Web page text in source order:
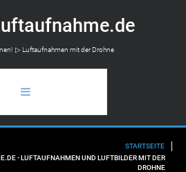
uftaufnahme.de
▷ Luftaufnahmen mit der Drohne
STARTSEITE
- LUFTAUFNAHMEN UND LUFTBILDER MIT DER
DROHNE